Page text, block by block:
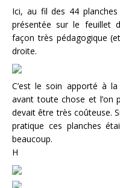
Ici, au fil des 44
présentée sur le feuillet
façon très pédagogique
droite.
C’est le soin apporté à
avant toute chose et l’on
devait être très coûteuse.
pratique ces planches
beaucoup.
H